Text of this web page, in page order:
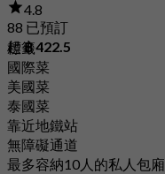
4.8
88 已預訂
起฿ 422.5
標籤
國際菜
美國菜
泰國菜
靠近地鐵站
無障礙通道
最多容納10人的私人包廂